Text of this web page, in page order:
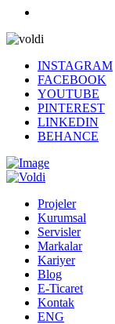
INSTAGRAM
FACEBOOK
YOUTUBE
PINTEREST
LINKEDIN
BEHANCE
Projeler
Kurumsal
Servisler
Markalar
Kariyer
Blog
E-Ticaret
Kontak
ENG